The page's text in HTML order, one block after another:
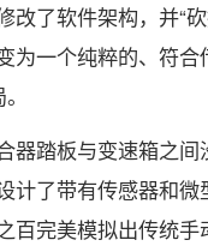
改了软件架构，并“
为一个纯粹的、符合
器踏板与变速箱之
计了带有传感器和微
百完美模拟出传统手